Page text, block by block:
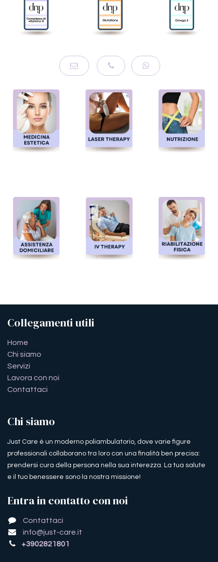
Collegamenti utili
​​​​​​​​​​​​​​​​H​o​m​e
Chi siamo
Servizi
Lavora con noi
Contattaci
Chi siamo
Just Care è un moderno poliambulatorio, dove varie figure
professionali collaborano tra loro con una finalità ben precisa:
prendersi cura della persona nella sua interezza. La tua salute
e il tuo benessere sono la nostra missione!
Entra in contatto con noi
Contattaci
info@just-care.it
+3902821801